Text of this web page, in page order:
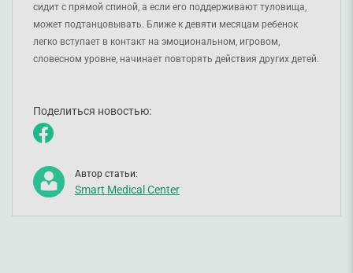
сидит с прямой спиной, а если его поддерживают туловища,
может подтанцовывать. Ближе к девяти месяцам ребенок
легко вступает в контакт на эмоциональном, игровом,
словесном уровне, начинает повторять действия других детей.
Поделиться новостью:
Автор статьи:
Smart Medical Center